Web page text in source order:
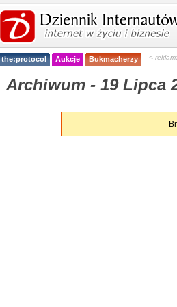
the:protocol Aukcje Bukmacherzy <
Archiwum - 19 Lipca